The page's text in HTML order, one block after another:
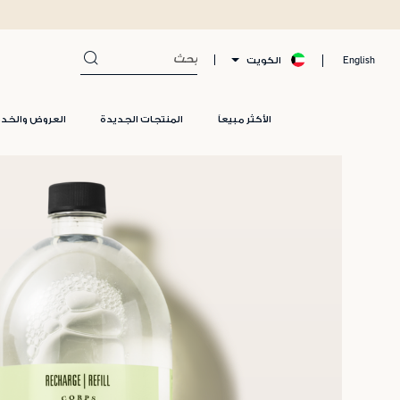
English الكويت
الأكثر مبيعاً المنتجات الجديدة العروض